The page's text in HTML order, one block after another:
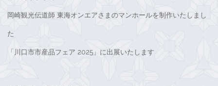
岡崎観光伝道師 東海オンエアさまのマンホールを制作いたしまし
た
「川口市市産品フェア 2025」に出展いたします